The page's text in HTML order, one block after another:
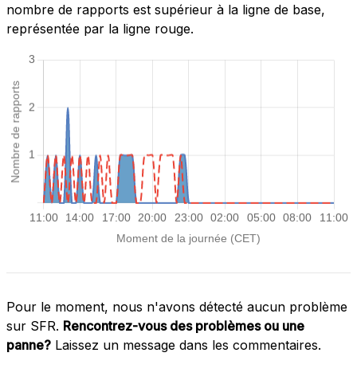
nombre de rapports est supérieur à la ligne de base,
représentée par la ligne rouge.
Pour le moment, nous n'avons détecté aucun problème
sur SFR. Rencontrez-vous des problèmes ou une
panne? Laissez un message dans les commentaires.